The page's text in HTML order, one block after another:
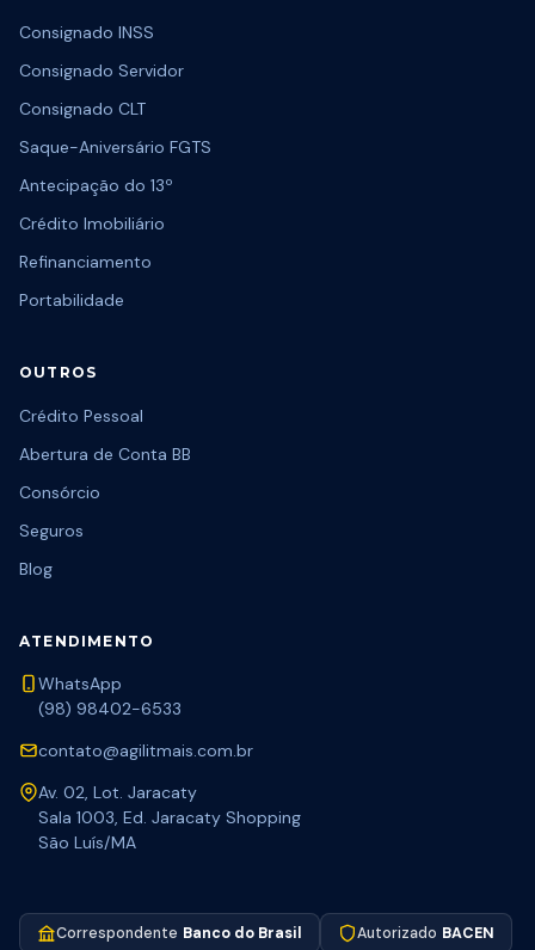
Consignado INSS
Consignado Servidor
Consignado CLT
Saque-Aniversário FGTS
Antecipação do 13º
Crédito Imobiliário
Refinanciamento
Portabilidade
OUTROS
Crédito Pessoal
Abertura de Conta BB
Consórcio
Seguros
Blog
ATENDIMENTO
WhatsApp
(98) 98402-6533
contato@agilitmais.com.br
Av. 02, Lot. Jaracaty
Sala 1003, Ed. Jaracaty Shopping
São Luís/MA
Correspondente Banco do Brasil Autorizado BACEN